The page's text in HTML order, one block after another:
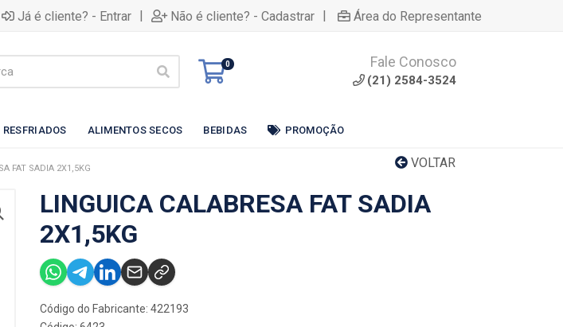
Já é cliente? - Entrar | Não é cliente? - Cadastrar | Área do Representante
0 Fale Conosco
(21) 2584-3524
ALIMENTOS SECOS BEBIDAS PROMOÇÃO
VOLTAR
FAT SADIA 2X1,5KG
LINGUICA CALABRESA FAT SADIA
2X1,5KG
Código do Fabricante: 422193